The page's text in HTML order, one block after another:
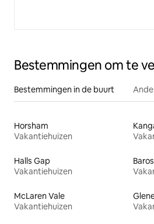
Bestemmingen om te
Bestemmingen in de buurt
Horsham
Vakantiehuizen
Halls Gap
Vakantiehuizen
McLaren Vale
Vakantiehuizen